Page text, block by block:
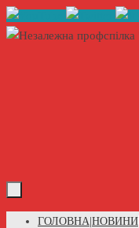
Skip
to
Skip
ГОЛОВНА|НОВИНИ